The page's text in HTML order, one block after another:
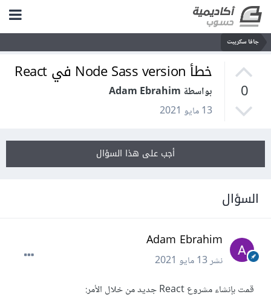
جافا سكريبت
0
خطأ Node Sass version في React
بواسطة Adam Ebrahim
13 مايو 2021
أجب على هذا السؤال
السؤال
Adam Ebrahim
نشر13 مايو 2021
قمت بإنشاء مشروع React جديد من خلال الأمر: